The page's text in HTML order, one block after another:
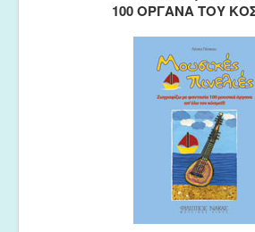
100 ΟΡΓΑΝΑ ΤΟΥ